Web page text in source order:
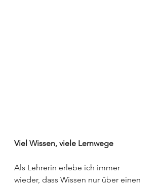
Viel Wissen, viele Lernwege
Als Lehrerin erlebe ich immer
wieder, dass Wissen nur über einen